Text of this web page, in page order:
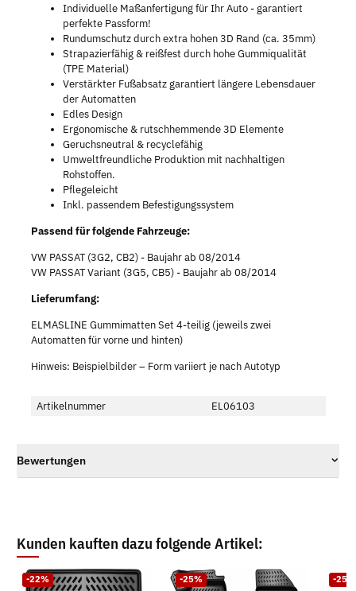
Individuelle Maßanfertigung für Ihr Auto - garantiert
perfekte Passform!
Rundumschutz durch extra hohen 3D Rand (ca. 35mm)
Strapazierfähig & reißfest durch hohe Gummiqualität
(TPE Material)
Verstärkter Fußabsatz garantiert längere Lebensdauer
der Automatten
Edles Design
Ergonomische & rutschhemmende 3D Elemente
Geruchsneutral & recyclefähig
Umweltfreundliche Produktion mit nachhaltigen
Rohstoffen.
Pflegeleicht
Inkl. passendem Befestigungssystem
Passend für folgende Fahrzeuge:
VW PASSAT (3G2, CB2) - Baujahr ab 08/2014
VW PASSAT Variant (3G5, CB5) - Baujahr ab 08/2014
Lieferumfang:
ELMASLINE Gummimatten Set 4-teilig (jeweils zwei
Automatten für vorne und hinten)
Hinweis: Beispielbilder – Form variiert je nach Autotyp
Artikelnummer EL06103
Bewertungen
Kunden kauften dazu folgende Artikel:
-22% -25% -25%